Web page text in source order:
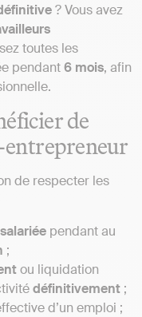
? Vous avez
toutes les
pendant6 mois, afin
de
entrepreneur
de respecter les
pendant au
;
ou liquidation
définitivement ;
d’un emploi ;